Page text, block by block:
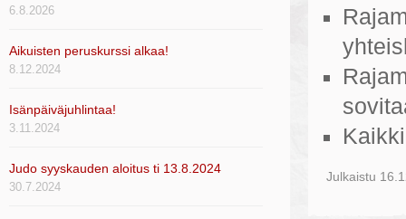
6.8.2026
Aikuisten peruskurssi alkaa!
8.12.2024
Isänpäiväjuhlintaa!
3.11.2024
Judo syyskauden aloitus ti 13.8.2024
30.7.2024
Julkaistu